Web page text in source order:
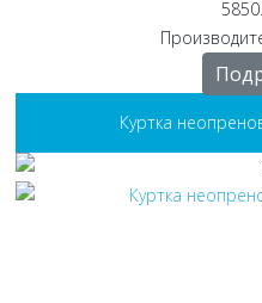
Куртка